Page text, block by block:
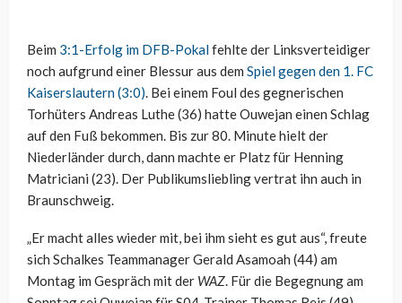
Beim 3:1-Erfolg im DFB-Pokalfehlte der Linksverteidiger
noch aufgrund einer Blessur aus dem Spiel gegen den 1. FC
Kaiserslautern (3:0). Bei einem Foul des gegnerischen
Torhüters Andreas Luthe (36) hatte Ouwejan einen Schlag
auf den Fuß bekommen. Bis zur 80. Minute hielt der
Niederländer durch, dann machte er Platz für Henning
Matriciani (23). Der Publikumsliebling vertrat ihn auch in
Braunschweig.
„Er macht alles wieder mit, bei ihm sieht es gut aus“, freute
sich Schalkes Teammanager Gerald Asamoah (44) am
Montag im Gespräch mit der WAZ. Für die Begegnung am